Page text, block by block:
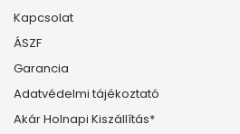
Kapcsolat
ÁSZF
Garancia
Adatvédelmi tájékoztató
Akár Holnapi Kiszállítás*